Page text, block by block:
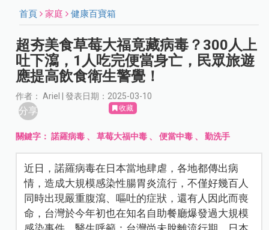
首頁 家庭 健康百寶箱
超夯美食草莓大福竟藏病毒？300人上
吐下瀉，1人吃完便當身亡，民眾旅遊
應提高飲食衛生警覺！
作者： Ariel | 發表日期：2025-03-10
分享 收藏
關鍵字：諾羅病毒 、草莓大福中毒 、便當中毒 、勤洗手
近日，諾羅病毒在日本當地肆虐，各地都傳出病
情，造成大規模感染性腸胃炎流行，不僅好幾百人
同時出現嚴重腹瀉、嘔吐的症狀，還有人因此而喪
命，台灣於今年初也在知名自助餐廳爆發過大規模